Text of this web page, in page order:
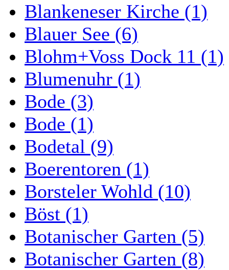
Blankeneser Kirche (1)
Blauer See (6)
Blohm+Voss Dock 11 (1)
Blumenuhr (1)
Bode (3)
Bode (1)
Bodetal (9)
Boerentoren (1)
Borsteler Wohld (10)
Böst (1)
Botanischer Garten (5)
Botanischer Garten (8)